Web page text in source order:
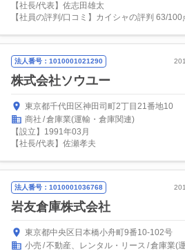
【社長/代表】佐志田雄太
【社員の評判/口コミ】カイシャの評判 63/100
法人番号：1010001021290
株式会社ソウユー
東京都千代田区神田司町2丁目21番地10
商社 倉庫業(運輸・倉庫関連)
【設立】1991年03月
【社長/代表】佐瀬孝夫
法人番号：1010001036768
岩友倉庫株式会社
東京都中央区日本橋小舟町9番10-102号
小売 不動産、レンタル・リース 倉庫業(